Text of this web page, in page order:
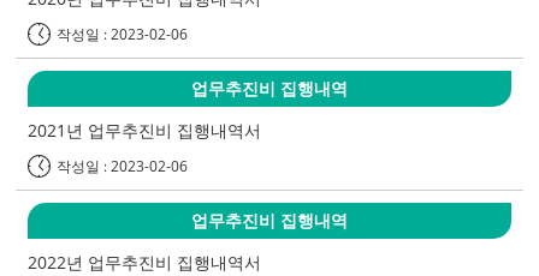
작성일 : 2023-02-06
업무추진비 집행내역
2021년 업무추진비 집행내역서
작성일 : 2023-02-06
업무추진비 집행내역
2022년 업무추진비 집행내역서